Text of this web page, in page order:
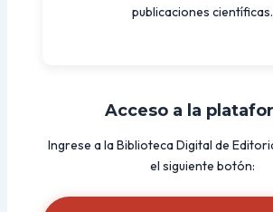
publicaciones científicas.
Acceso a la
Ingrese a la Biblioteca Digital de
el siguiente botón: